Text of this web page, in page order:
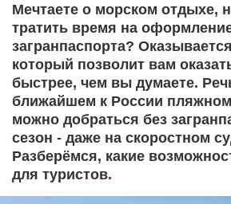
Мечтаете о морском отдыхе,
тратить время на
загранпаспорта?
который позволит вам
быстрее, чем вы думаете.
ближайшем к России пляжном
можно добраться без
сезон - даже на скоростном
Разберёмся, какие
для туристов.